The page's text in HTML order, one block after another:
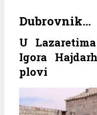
Dubrovnik…
U
Igora
plovi